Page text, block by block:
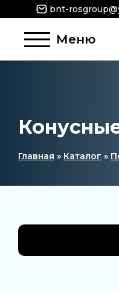
bnt-
Меню
Главная » Каталог »